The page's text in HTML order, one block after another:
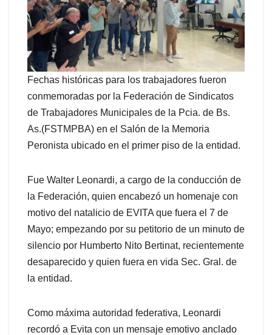
Fechas históricas para los trabajadores fueron
conmemoradas por la Federación de Sindicatos
de Trabajadores Municipales de la Pcia. de Bs.
As.(FSTMPBA) en el Salón de la Memoria
Peronista ubicado en el primer piso de la entidad.
Fue Walter Leonardi, a cargo de la conducción de
la Federación, quien encabezó un homenaje con
motivo del natalicio de EVITA que fuera el 7 de
Mayo; empezando por su petitorio de un minuto de
silencio por Humberto Nito Bertinat, recientemente
desaparecido y quien fuera en vida Sec. Gral. de
la entidad.
Como máxima autoridad federativa, Leonardi
recordó a Evita con un mensaje emotivo anclado